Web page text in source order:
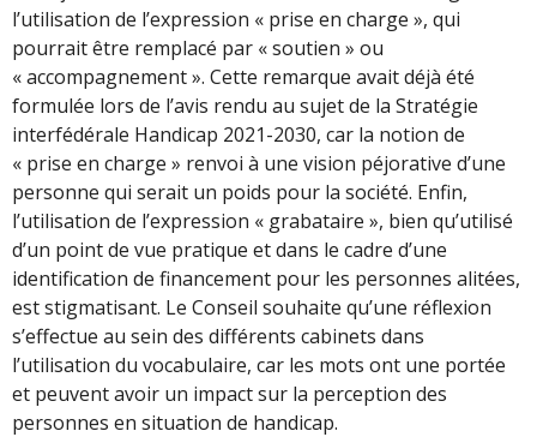
l’utilisation de l’expression « prise en charge », qui
pourrait être remplacé par « soutien » ou
« accompagnement ». Cette remarque avait déjà été
formulée lors de l’avis rendu au sujet de la Stratégie
interfédérale Handicap 2021-2030, car la notion de
« prise en charge » renvoi à une vision péjorative d’une
personne qui serait un poids pour la société. Enfin,
l’utilisation de l’expression « grabataire », bien qu’utilisé
d’un point de vue pratique et dans le cadre d’une
identification de financement pour les personnes alitées,
est stigmatisant. Le Conseil souhaite qu’une réflexion
s’effectue au sein des différents cabinets dans
l’utilisation du vocabulaire, car les mots ont une portée
et peuvent avoir un impact sur la perception des
personnes en situation de handicap.